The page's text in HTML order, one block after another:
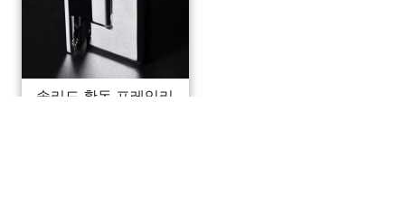
솔리드 황동 프레임리